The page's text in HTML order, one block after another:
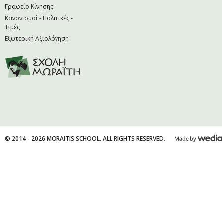
Γραφείο Κίνησης
Κανονισμοί - Πολιτικές -
Τιμές
Εξωτερική Αξιολόγηση
© 2014 - 2026 MORAITIS SCHOOL. ALL RIGHTS RESERVED.